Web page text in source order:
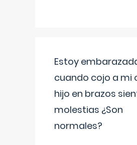
Estoy
cuando cojo a mi
hijo en brazos
molestias ¿Son
normales?